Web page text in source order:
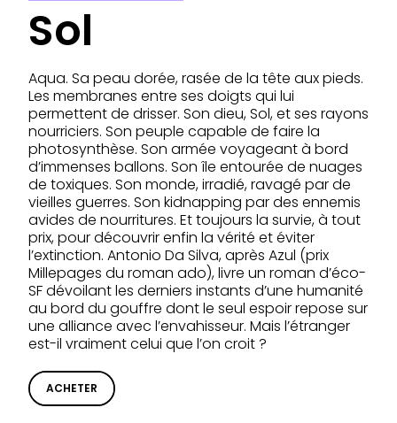
Sol
Aqua. Sa peau dorée, rasée de la tête aux pieds.
Les membranes entre ses doigts qui lui
permettent de drisser. Son dieu, Sol, et ses rayons
nourriciers. Son peuple capable de faire la
photosynthèse. Son armée voyageant à bord
d’immenses ballons. Son île entourée de nuages
de toxiques. Son monde, irradié, ravagé par de
vieilles guerres. Son kidnapping par des ennemis
avides de nourritures. Et toujours la survie, à tout
prix, pour découvrir enfin la vérité et éviter
l’extinction. Antonio Da Silva, après Azul (prix
Millepages du roman ado), livre un roman d’éco-
SF dévoilant les derniers instants d’une humanité
au bord du gouffre dont le seul espoir repose sur
une alliance avec l’envahisseur. Mais l’étranger
est-il vraiment celui que l’on croit ?
ACHETER